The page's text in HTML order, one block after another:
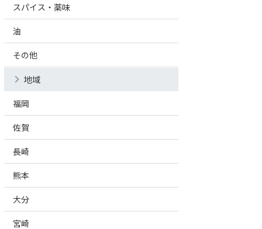
スパイス・薬味
油
その他
地域
福岡
佐賀
長崎
熊本
大分
宮崎